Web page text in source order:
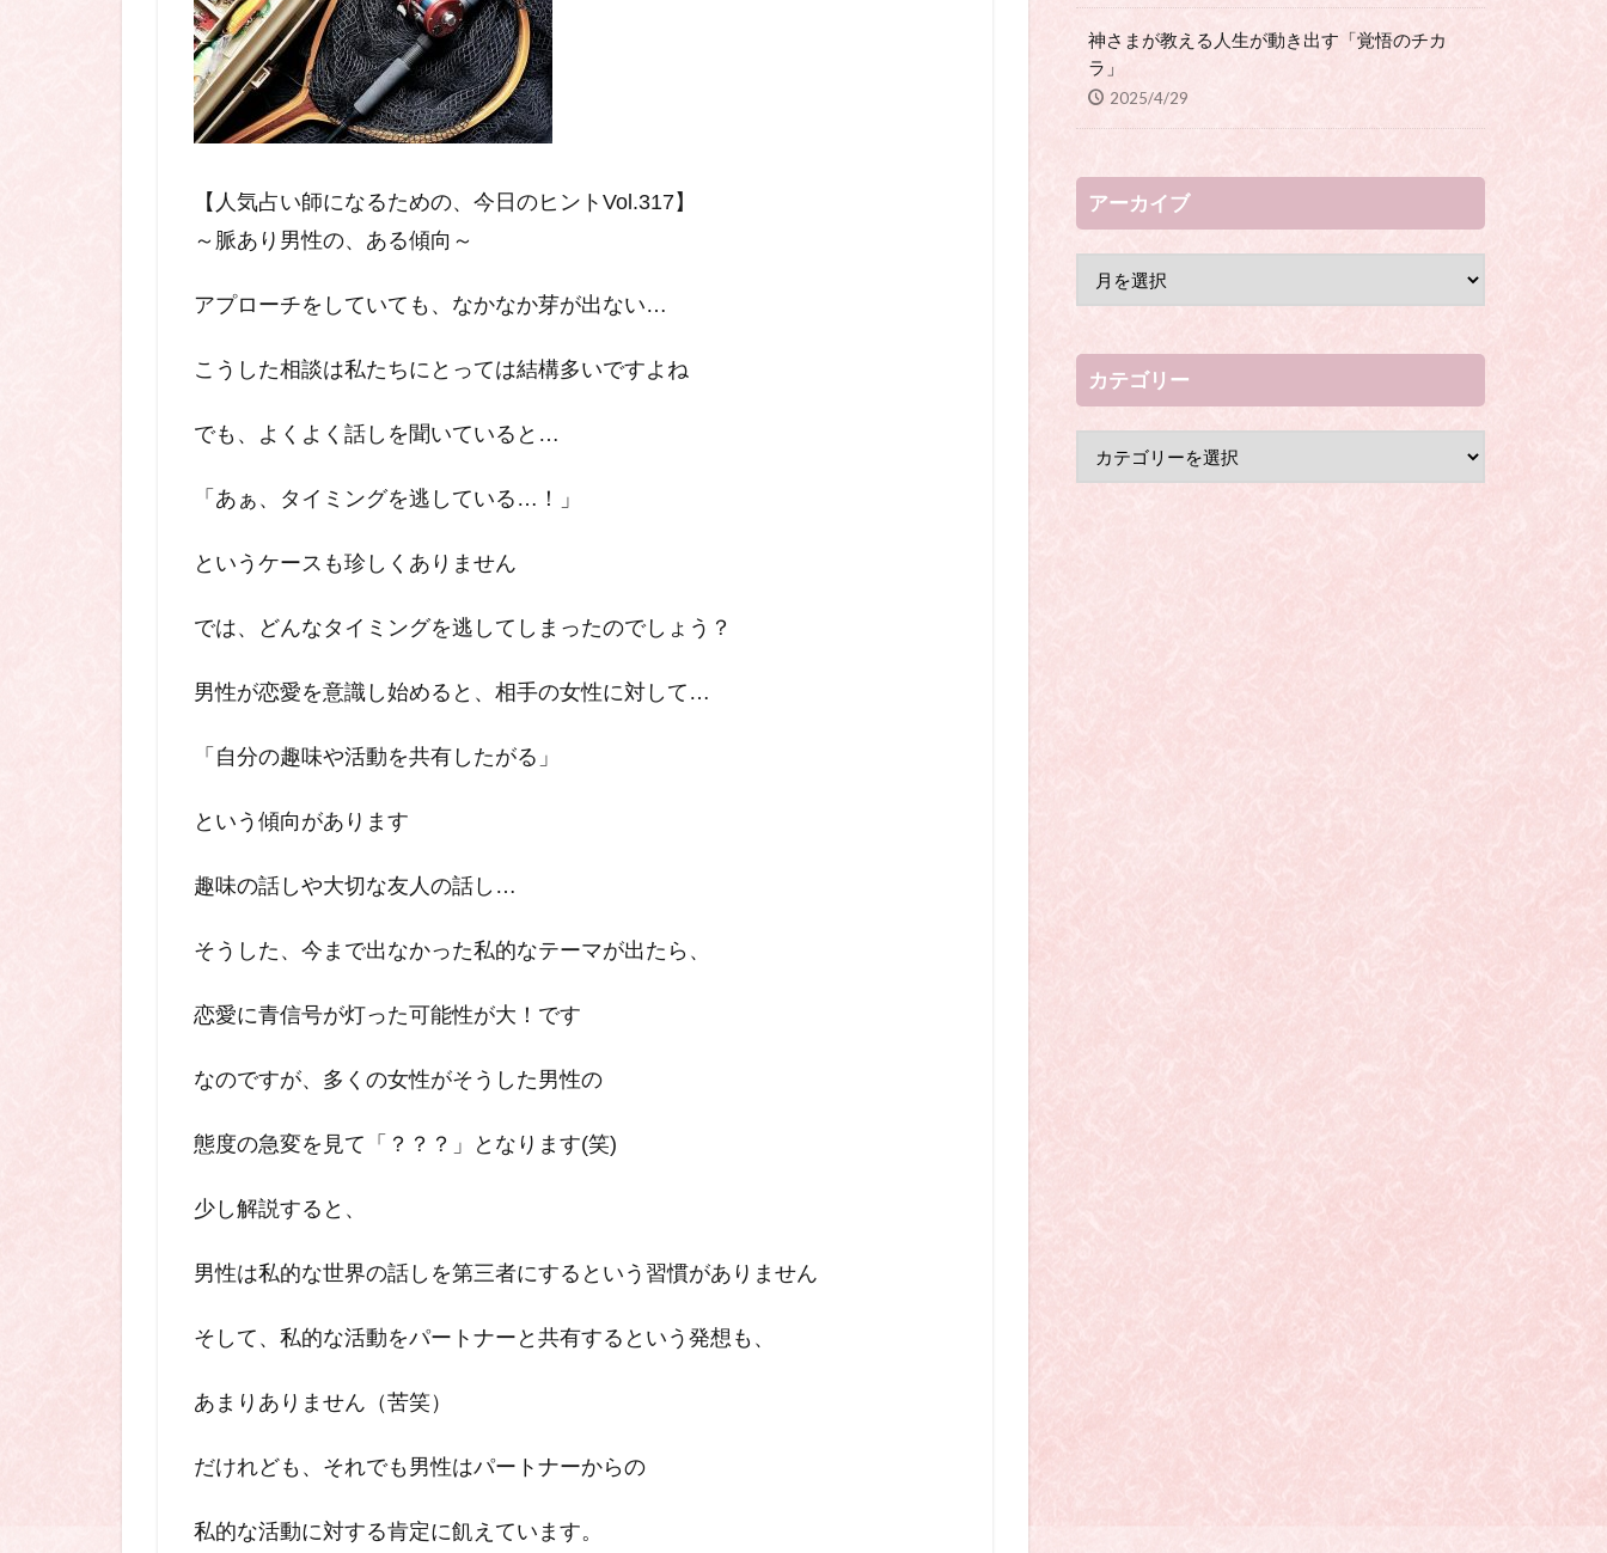
【人気占い師になるための、今日のヒントVol.317】
～脈あり男性の、ある傾向～
アプローチをしていても、なかなか芽が出ない…
こうした相談は私たちにとっては結構多いですよね
でも、よくよく話しを聞いていると…
「あぁ、タイミングを逃している…！」
というケースも珍しくありません
では、どんなタイミングを逃してしまったのでしょう？
男性が恋愛を意識し始めると、相手の女性に対して…
「自分の趣味や活動を共有したがる」
という傾向があります
趣味の話しや大切な友人の話し…
そうした、今まで出なかった私的なテーマが出たら、
恋愛に青信号が灯った可能性が大！です
なのですが、多くの女性がそうした男性の
態度の急変を見て「？？？」となります(笑)
少し解説すると、
男性は私的な世界の話しを第三者にする という習慣がありません
そして、私的な活動をパートナーと共有するという発想も 、
あまりありません（苦笑）
だけれども、それでも男性はパートナーからの
私的な活動に対する肯定に飢えています。
神さまが教える人生が動き出す「覚悟のチカ
ラ」
2025/4/29
アーカイブ
カテゴリー